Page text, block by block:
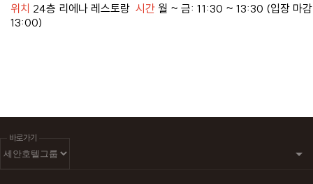
위치 24층 리에나 레스토랑 시간 월 ~ 금: 11:30 ~ 13:30 (입장 마감
13:00)
바로가기